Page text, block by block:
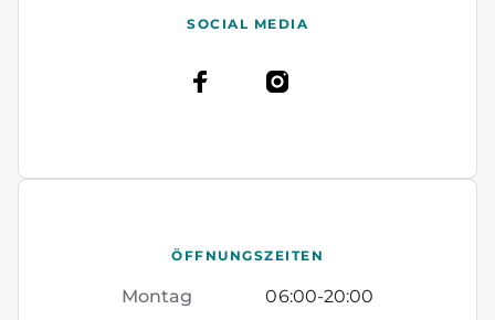
SOCIAL MEDIA
ÖFFNUNGSZEITEN
Montag 06:00-20:00